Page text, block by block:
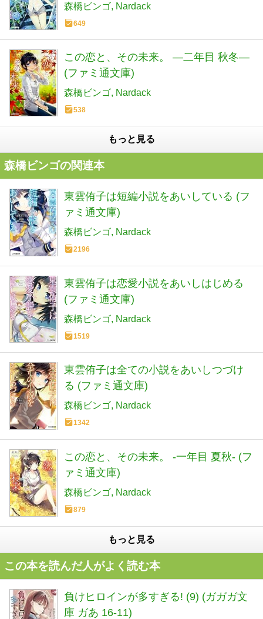
森橋ビンゴ Nardack
649
この恋と、その未来。 ―二年目 秋冬―
(ファミ通文庫)
森橋ビンゴ Nardack
538
もっと見る
森橋ビンゴの関連本
東雲侑子は短編小説をあいしている (フ
ァミ通文庫)
森橋ビンゴ Nardack
2196
東雲侑子は恋愛小説をあいしはじめる
(ファミ通文庫)
森橋ビンゴ Nardack
1519
東雲侑子は全ての小説をあいしつづけ
る (ファミ通文庫)
森橋ビンゴ Nardack
1342
この恋と、その未来。 -一年目 夏秋- (フ
ァミ通文庫)
森橋ビンゴ Nardack
879
もっと見る
この本を読んだ人がよく読む本
負けヒロインが多すぎる! (9) (ガガガ文
庫 ガあ 16-11)